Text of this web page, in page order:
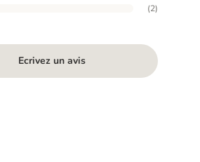
(2)
Ecrivez un avis